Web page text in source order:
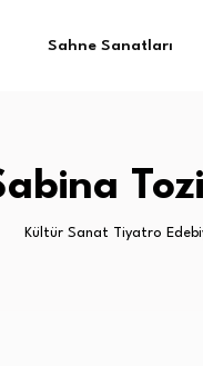
Sahne Sanatları
Kültür Sanat Tiyatro